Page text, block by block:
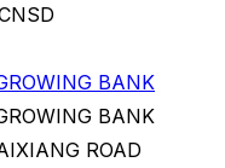
BANK
BANK
ROAD